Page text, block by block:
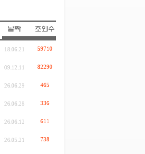
18.06.21 59710
09.12.11 82290
26.06.29 465
26.06.28 336
26.06.12 611
26.05.21 738